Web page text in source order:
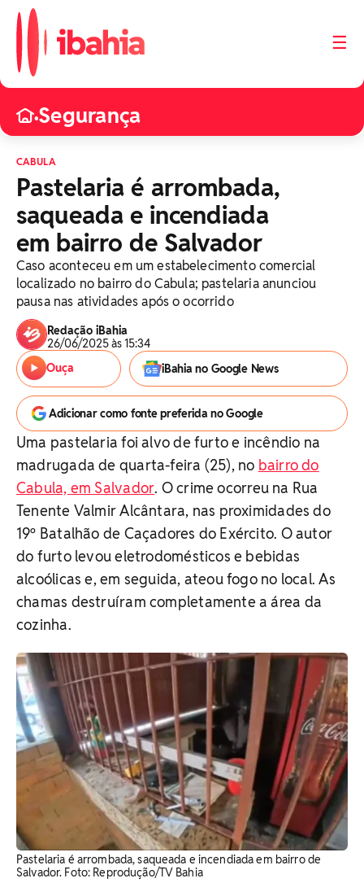
☰
•Segurança
CABULA
Pastelaria é arrombada,
saqueada e incendiada
em bairro de Salvador
Caso aconteceu em um estabelecimento comercial
localizado no bairro do Cabula; pastelaria anunciou
pausa nas atividades após o ocorrido
Redação iBahia
26/06/2025 às 15:34
Ouça
iBahia no Google News
Adicionar como fonte preferida no Google
Uma pastelaria foi alvo de furto e incêndio na
madrugada de quarta-feira (25), no bairro do
Cabula, em Salvador. O crime ocorreu na Rua
Tenente Valmir Alcântara, nas proximidades do
19º Batalhão de Caçadores do Exército. O autor
do furto levou eletrodomésticos e bebidas
alcoólicas e, em seguida, ateou fogo no local. As
chamas destruíram completamente a área da
cozinha.
Pastelaria é arrombada, saqueada e incendiada em bairro de
Salvador. Foto: Reprodução/TV Bahia